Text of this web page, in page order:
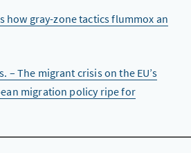
gray-zone tactics flummox an
– The migrant crisis on the EU’s
migration policy ripe for